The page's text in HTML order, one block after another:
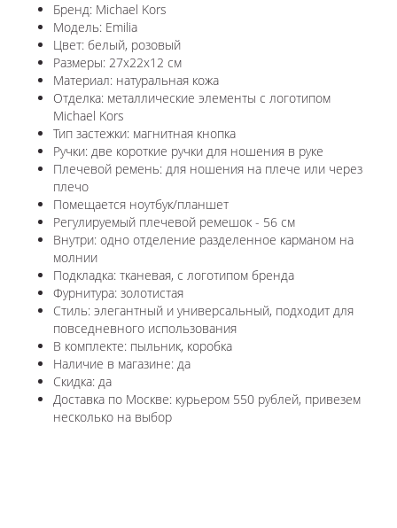
Бренд: Michael Kors
Модель: Emilia
Цвет: белый, розовый
Размеры: 27x22x12 см
Материал: натуральная кожа
Отделка: металлические элементы с логотипом
Michael Kors
Тип застежки: магнитная кнопка
Ручки: две короткие ручки для ношения в руке
Плечевой ремень: для ношения на плече или через
плечо
Помещается ноутбук/планшет
Регулируемый плечевой ремешок - 56 см
Внутри: одно отделение разделенное карманом на
молнии
Подкладка: тканевая, с логотипом бренда
Фурнитура: золотистая
Стиль: элегантный и универсальный, подходит для
повседневного использования
В комплекте: пыльник, коробка
Наличие в магазине: да
Скидка: да
Доставка по Москве: курьером 550 рублей, привезем
несколько на выбор